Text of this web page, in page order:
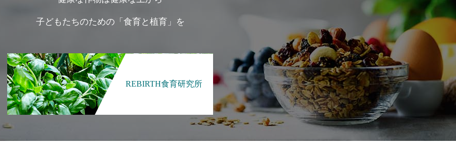
子どもたちのための「食育と植育」を
REBIRTH食育研究所